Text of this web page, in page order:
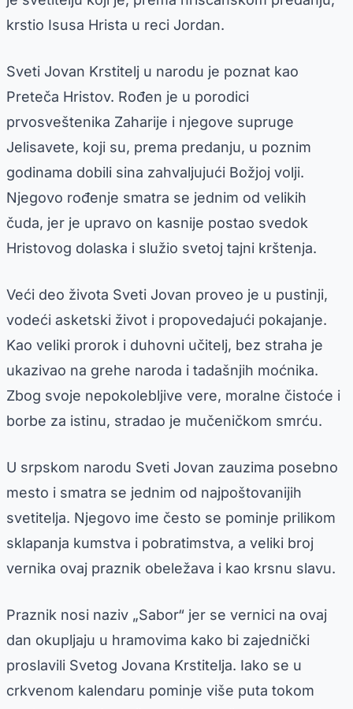
krstio Isusa Hrista u reci Jordan.
Sveti Jovan Krstitelj u narodu je poznat kao
Preteča Hristov. Rođen je u porodici
prvosveštenika Zaharije i njegove supruge
Jelisavete, koji su, prema predanju, u poznim
godinama dobili sina zahvaljujući Božjoj volji.
Njegovo rođenje smatra se jednim od velikih
čuda, jer je upravo on kasnije postao svedok
Hristovog dolaska i služio svetoj tajni krštenja.
Veći deo života Sveti Jovan proveo je u pustinji,
vodeći asketski život i propovedajući pokajanje.
Kao veliki prorok i duhovni učitelj, bez straha je
ukazivao na grehe naroda i tadašnjih moćnika.
Zbog svoje nepokolebljive vere, moralne čistoće i
borbe za istinu, stradao je mučeničkom smrću.
U srpskom narodu Sveti Jovan zauzima posebno
mesto i smatra se jednim od najpoštovanijih
svetitelja. Njegovo ime često se pominje prilikom
sklapanja kumstva i pobratimstva, a veliki broj
vernika ovaj praznik obeležava i kao krsnu slavu.
Praznik nosi naziv „Sabor“ jer se vernici na ovaj
dan okupljaju u hramovima kako bi zajednički
proslavili Svetog Jovana Krstitelja. Iako se u
crkvenom kalendaru pominje više puta tokom